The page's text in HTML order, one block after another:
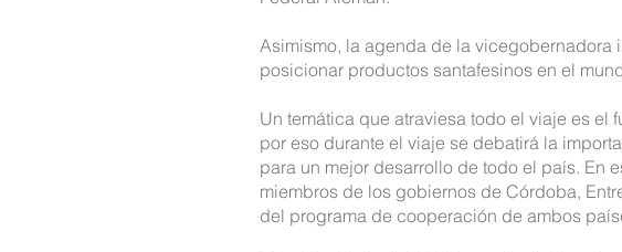
Asimismo, la agenda de la vicegobernadora
posicionar productos santafesinos en el
Un temática que atraviesa todo el viaje es el
por eso durante el viaje se debatirá la
para un mejor desarrollo de todo el país. En
miembros de los gobiernos de Córdoba,
del programa de cooperación de ambos